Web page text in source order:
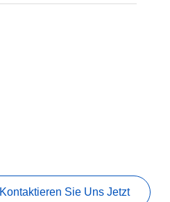
Kontaktieren Sie Uns Jetzt